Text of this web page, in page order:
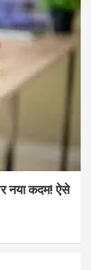
नया कदम! ऐसे